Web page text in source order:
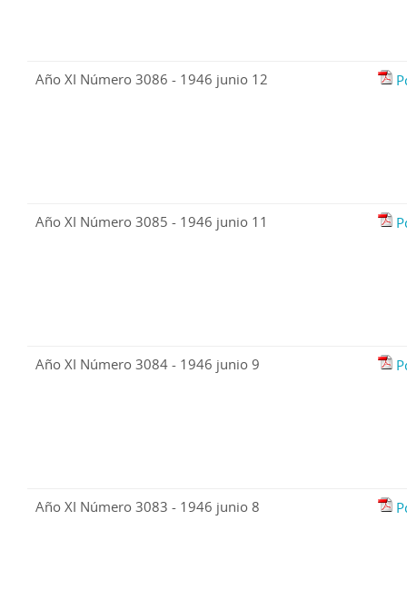
Año XI Número 3086 - 1946 junio 12
Año XI Número 3085 - 1946 junio 11
Año XI Número 3084 - 1946 junio 9
Año XI Número 3083 - 1946 junio 8